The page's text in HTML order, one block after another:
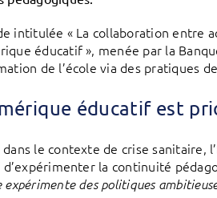
intitulée « La collaboration entre
éducatif », menée par la
de l’école via des pratiques
éducatif est
dans le contexte de crise sanitaire,
d’expérimenter la continuité
des politiques